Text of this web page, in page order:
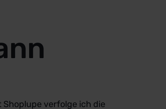
Shoplupe verfolge ich die